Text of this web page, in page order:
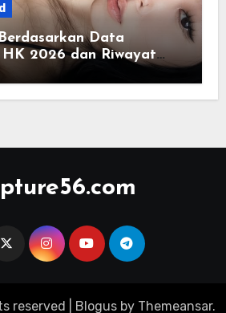
Data
HK 2026 dan Riwayat
reserved Blogusby Themeansar.